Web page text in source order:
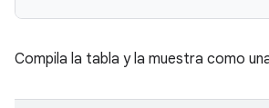
Compila la tabla y la muestra como